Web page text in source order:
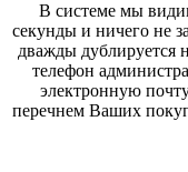
В системе мы
секунды и ничего не
дважды дублируется
телефон
электронную
перечнем Ваших